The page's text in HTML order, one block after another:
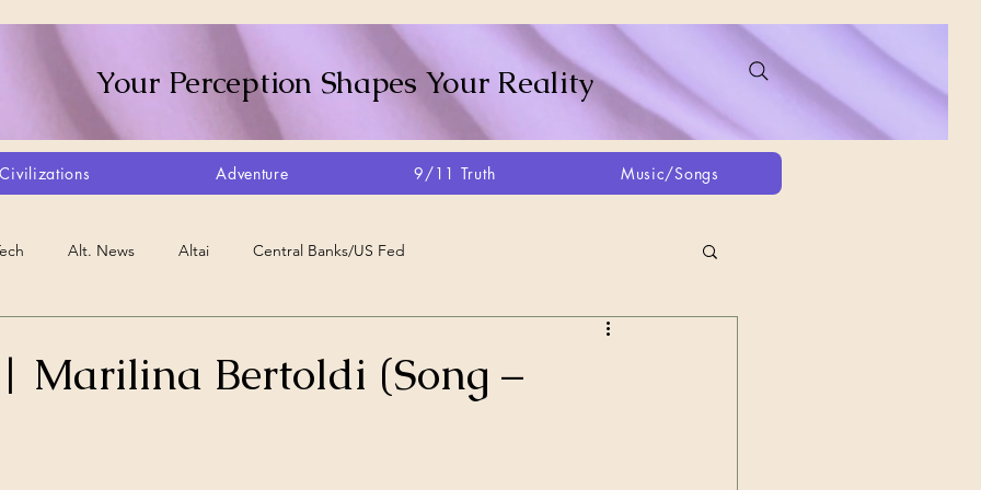
Your Perception Shapes Your Reality
Adventure 9/11 Truth Music/Songs
Alt. News Altai Central Banks/US Fed
Marilina Bertoldi (Song –